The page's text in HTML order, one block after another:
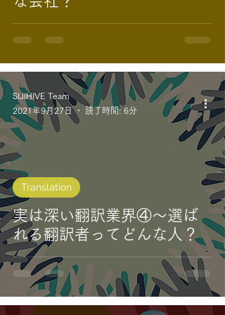
実は深い翻訳業界④～選ば
れる翻訳者ってどんな人？
Translation
SIJIHIVE Team
2021年9月27日
読了時間: 6分